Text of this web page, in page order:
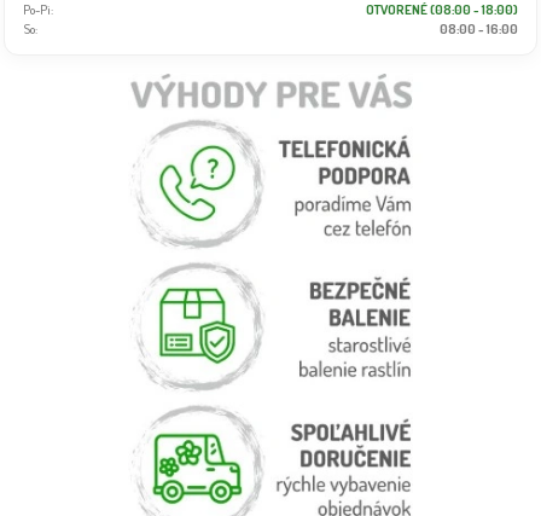
Po-Pi:
OTVORENÉ (08:00 - 18:00)
So:
08:00 - 16:00